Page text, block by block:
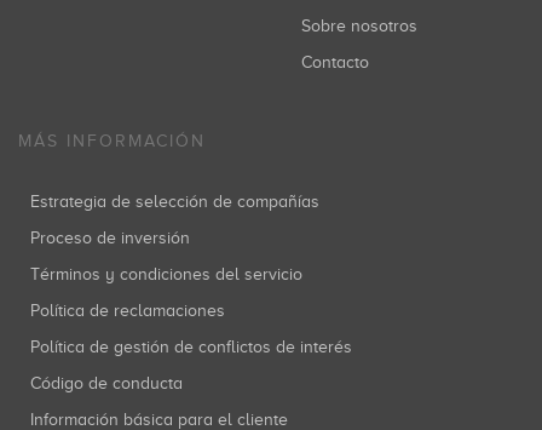
Sobre nosotros
Contacto
MÁS INFORMACIÓN
Estrategia de selección de compañías
Proceso de inversión
Términos y condiciones del servicio
Política de reclamaciones
Política de gestión de conflictos de interés
Código de conducta
Información básica para el cliente